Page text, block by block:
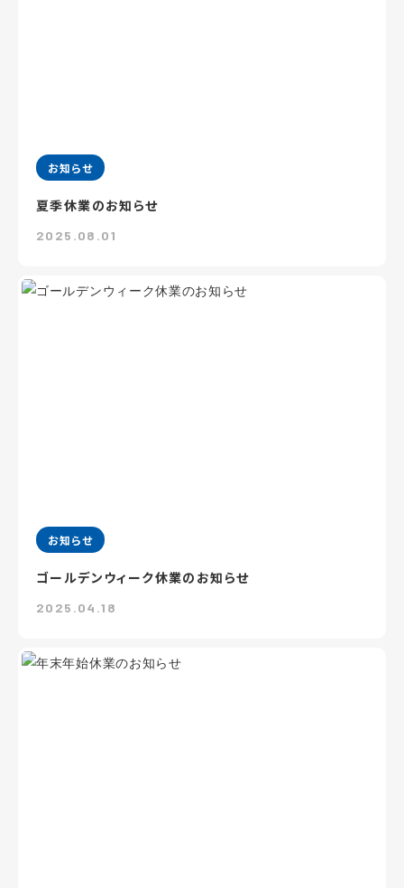
お知らせ
夏季休業のお知らせ
2025.08.01
お知らせ
ゴールデンウィーク休業のお知らせ
2025.04.18